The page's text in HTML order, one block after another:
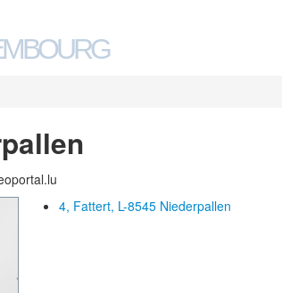
4, Fattert, L-8545 Niederpallen